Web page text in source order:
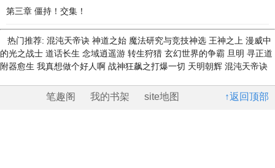
第三章 僵持！交集！
热门推荐: 混沌天帝诀 神道之始 魔法研究与竞技神选 王神之上 漫威中
的光之战士 道话长生 念域逍遥游 转生狩猎 玄幻世界的争霸 旦明 寻正道
附器愈生 我真想做个好人啊 战神狂飙之打爆一切 天明朝辉 混沌天帝诀
↑返回顶部
笔趣阁 我的书架 site地图